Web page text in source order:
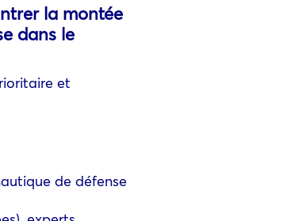
la montée
dans le
et
de défense